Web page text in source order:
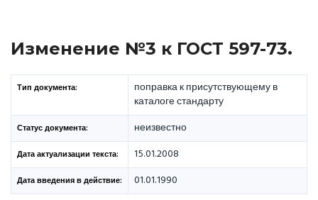
Изменение №3 к ГОСТ 597-73.
Тип документа:
поправка к присутствующему в
каталоге стандарту
Статус документа: неизвестно
Дата актуализации текста: 15.01.2008
Дата введения в действие: 01.01.1990